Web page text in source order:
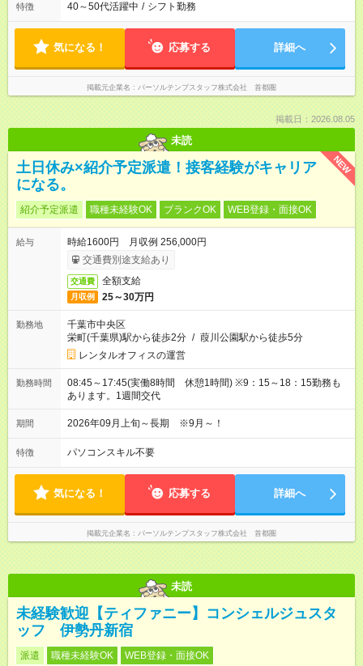
特徴 40～50代活躍中 / シフト勤務
気になる！ 応募する 詳細へ
掲載元企業名 パーソルテンプスタッフ株式会社 首都圏
掲載日：2026.08.05
未読
NEW
土日休み×紹介予定派遣！接客経験がキャリア
になる。
紹介予定派遣 職種未経験OK ブランクOK WEB登録・面接OK
給与
時給1600円 月収例 256,000円
交通費別途支給あり
交通費 全額支給
月収例 25～30万円
勤務地
千葉市中央区
栄町(千葉県)駅から徒歩2分 / 葭川公園駅から徒歩5分
レンタルオフィスの運営
勤務時間
08:45～17:45(実働8時間 休憩1時間) ※9：15～18：15勤務も
あります。1週間交代
期間 2026年09月上旬～長期 ※9月～！
特徴 パソコンスキル不要
気になる！ 応募する 詳細へ
掲載元企業名 パーソルテンプスタッフ株式会社 首都圏
未読
未経験歓迎【ティファニー】コンシェルジュスタ
ッフ 伊勢丹新宿
派遣 職種未経験OK WEB登録・面接OK